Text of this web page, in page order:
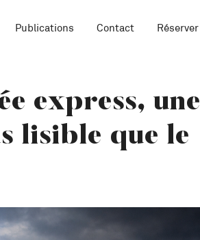
Publications Contact Réserver
express, une
lisible que le